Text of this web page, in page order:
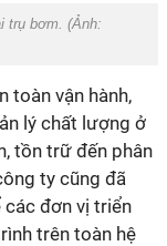
trụ bơm. (Ảnh:
toàn vận hành,
lý chất lượng ở
tồn trữ đến phân
ty cũng đã
các đơn vị triển
trên toàn hệ